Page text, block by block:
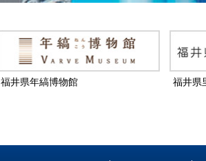
福井県年縞博物館 福井県